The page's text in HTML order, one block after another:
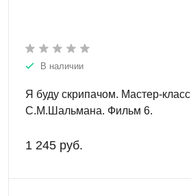
В наличии
Я буду скрипачом. Мастер-класс
С.М.Шальмана. Фильм 6.
1 245 руб.